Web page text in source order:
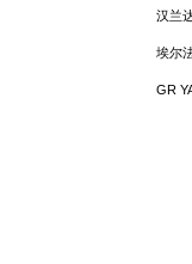
汉兰
埃尔
GR